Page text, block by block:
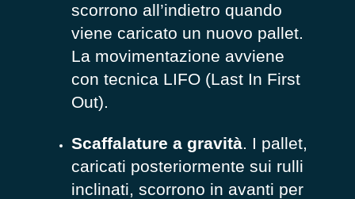
scorrono all’indietro quando
viene caricato un nuovo pallet.
La movimentazione avviene
con tecnica LIFO (Last In First
Out).
Scaffalature a gravità. I pallet,
caricati posteriormente sui rulli
inclinati, scorrono in avanti per